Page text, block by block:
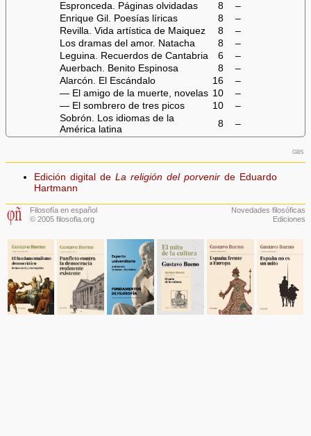
Espronceda. Páginas olvidadas
8
–
Enrique Gil. Poesías líricas
8
–
Revilla. Vida artística de Maiquez
8
–
Los dramas del amor. Natacha
8
–
Leguina. Recuerdos de Cantabria
6
–
Auerbach. Benito Espinosa
8
–
Alarcón. El Escándalo
16
–
— El amigo de la muerte, novelas 10
–
— El sombrero de tres picos
10
–
Sobrón. Los idiomas de la
América latina
8 –
gbs
Edición digital de La religión del porvenir de Eduardo
Hartmann
Filosofía en español
© 2005 filosofia.org
Novedades filosóficas
Ediciones